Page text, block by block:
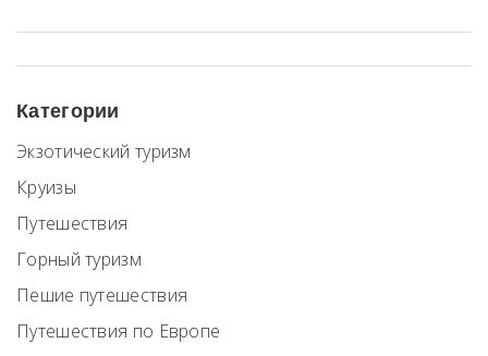
Категории
Экзотический туризм
Круизы
Путешествия
Горный туризм
Пешие путешествия
Путешествия по Европе